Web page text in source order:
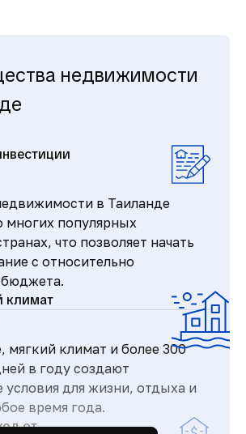
недвижимости
в Таиланде
многих популярных
что позволяет начать
с относительно
климат
мягкий климат и более 300
в году создают
для жизни, отдыха и
время года.
от